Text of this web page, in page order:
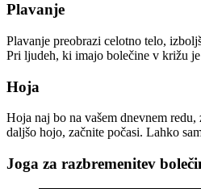
Plavanje
Plavanje preobrazi celotno telo,
Pri ljudeh, ki imajo bolečine v križu
Hoja
Hoja naj bo na vašem dnevnem
daljšo hojo, začnite počasi. Lahko
Joga za razbremenitev